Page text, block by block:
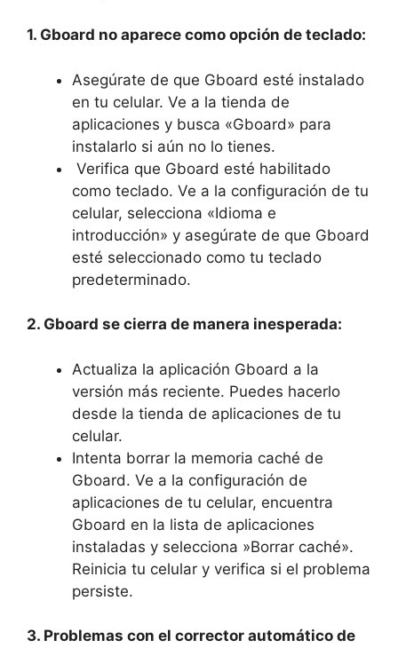
1. Gboard no​ aparece⁢ como‍ opción de teclado:
Asegúrate de que Gboard esté instalado
en tu​ celular. Ve a la⁢ tienda ​de
aplicaciones y busca «Gboard» para
‌instalarlo si aún no⁣ lo​ tienes.
‌ Verifica⁤ que Gboard esté habilitado
como teclado. Ve ​a la configuración ⁣de tu
celular, selecciona «Idioma‌ e
introducción» ⁢y asegúrate de que⁣ Gboard
esté seleccionado como tu teclado
predeterminado.
2. ​Gboard se cierra de ⁣manera inesperada:
Actualiza ⁣la aplicación‍ Gboard a la‍
versión⁤ más ​reciente. Puedes hacerlo
desde la tienda de aplicaciones de tu⁣
celular.
Intenta‍ borrar la ​memoria caché de
Gboard. Ve a la‍ configuración ⁢de
aplicaciones‍ de tu celular, ⁢encuentra
Gboard en la lista⁢ de aplicaciones
instaladas y selecciona ⁤»Borrar caché».
Reinicia tu celular y‍ verifica‌ si el problema
persiste.
3. Problemas con el ‍corrector automático de⁤